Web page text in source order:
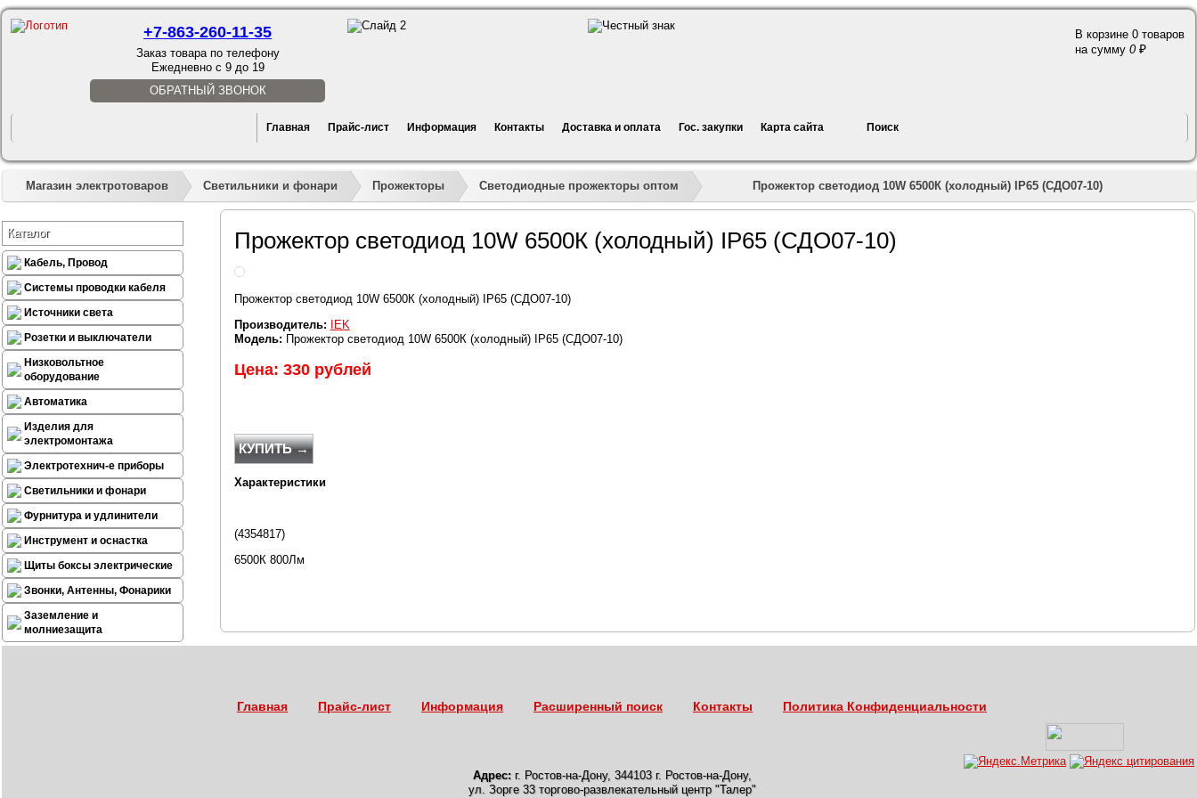
+7-863-260-11-35
Заказ товара по телефону
Ежедневно с 9 до 19
ОБРАТНЫЙ ЗВОНОК
В корзине 0 товаров
на сумму 0
Главная Прайс-лист Информация Контакты Доставка и оплата Гос. закупки Карта сайта Поиск
Магазин электротоваров »
Светильники и фонари »
Прожекторы Светодиодные прожекторы оптом Прожектор светодиод 10W 6500К (холодный) IP65 (СДО07-10)
Каталог
Кабель, Провод
Системы проводки кабеля
Источники света
Розетки и выключатели
Низковольтное
оборудование
Автоматика
Изделия для
электромонтажа
Электротехнич-е приборы
Светильники и фонари
Фурнитура и удлинители
Инструмент и оснастка
Щиты боксы электрические
Звонки, Антенны, Фонарики
Заземление и
молниезащита
Прожектор светодиод 10W 6500К (холодный) IP65 (СДО07-10)
Прожектор светодиод 10W 6500К (холодный) IP65 (СДО07-10)
Производитель:
IEK
Модель: Прожектор светодиод 10W 6500К (холодный) IP65 (СДО07-10)
Цена: 330 рублей
КУПИТЬ →
Характеристики
(4354817)
6500К 800Лм
Главная Прайс-лист Информация Расширенный поиск Контакты Политика Конфиденциальности
Адрес: г. Ростов-на-Дону, 344103 г. Ростов-на-Дону,
ул. Зорге 33 торгово-развлекательный центр "Талер"